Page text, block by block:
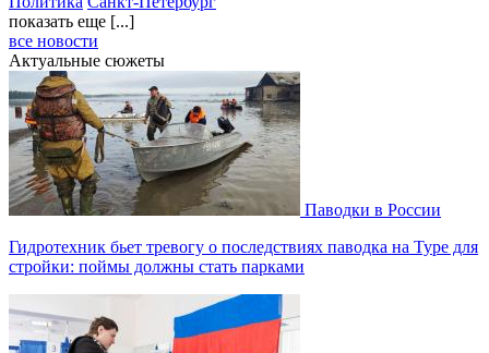
показать еще [...]
все новости
Актуальные сюжеты
Паводки в России
Гидротехник бьет тревогу о последствиях паводка на Туре для
стройки: поймы должны стать парками